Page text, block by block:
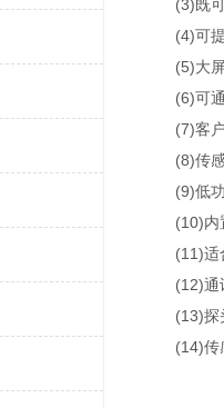
(3)既可
(4)可提
(5)大屏
(6)可通
(7)客户
(8)传感
(9)低功
(10)内置
(11)适合
(12)通讯
(13)探头
(14)传感